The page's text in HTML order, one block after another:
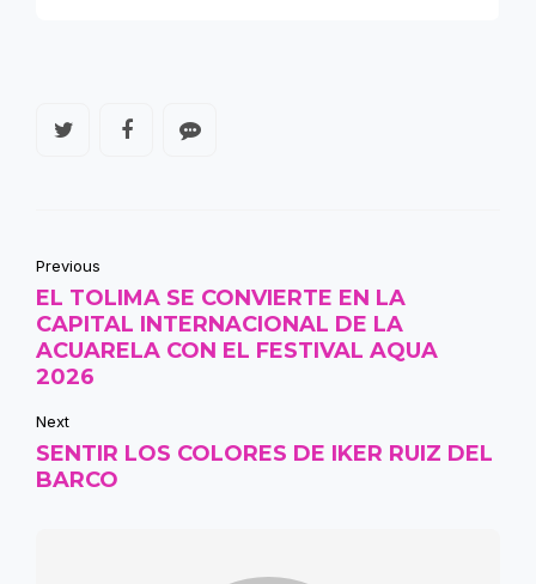
Previous
EL TOLIMA SE CONVIERTE EN LA
CAPITAL INTERNACIONAL DE LA
ACUARELA CON EL FESTIVAL AQUA
2026
Next
SENTIR LOS COLORES DE IKER RUIZ DEL
BARCO